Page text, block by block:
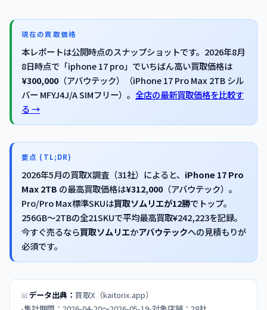
現在の買取価格
本レポートは公開時点のスナップショットです。2026年8月
8日時点で「iphone 17 pro」でいちばん高い買取価格は
¥300,000（アバウテック）（iPhone 17 Pro Max 2TB シル
バー MFYJ4J/A SIMフリー）。 全店の最新買取価格を比較す
る →
要点 (TL;DR)
2026年5月の買取X調査（31社）によると、 iPhone 17 Pro
Max 2TB の最高買取価格は¥312,000（アバウテック）。
Pro/Pro Max標準SKUは買取ソムリエが12勝でトップ。
256GB〜2TBの全21SKUで平均最高買取¥242,223を記録。
今すぐ売るなら買取ソムリエかアバウテックへの見積もりが
必須です。
データ出典： 買取X（kaitorix.app）